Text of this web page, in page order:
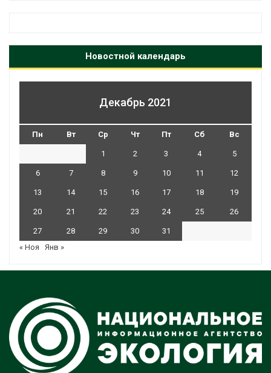
Новостной календарь
Декабрь 2021
Пн Вт Ср Чт Пт Сб Вс
1 2 3 4 5
6 7 8 9 10 11 12
13 14 15 16 17 18 19
20 21 22 23 24 25 26
27 28 29 30
31
« Ноя
Янв »